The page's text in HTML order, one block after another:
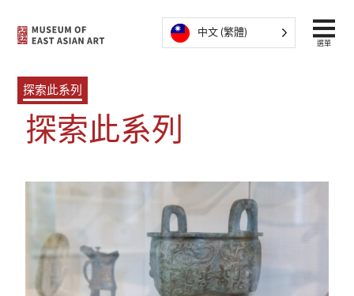
中文 (繁體)
選單
探索此系列
探索此系列